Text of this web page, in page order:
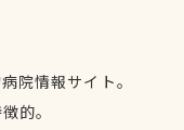
院情報サイト。
的。